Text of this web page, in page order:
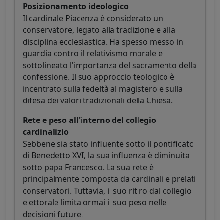
Posizionamento ideologico
Il cardinale Piacenza è considerato un
conservatore, legato alla tradizione e alla
disciplina ecclesiastica. Ha spesso messo in
guardia contro il relativismo morale e
sottolineato l'importanza del sacramento della
confessione. Il suo approccio teologico è
incentrato sulla fedeltà al magistero e sulla
difesa dei valori tradizionali della Chiesa.
Rete e peso all'interno del collegio
cardinalizio
Sebbene sia stato influente sotto il pontificato
di Benedetto XVI, la sua influenza è diminuita
sotto papa Francesco. La sua rete è
principalmente composta da cardinali e prelati
conservatori. Tuttavia, il suo ritiro dal collegio
elettorale limita ormai il suo peso nelle
decisioni future.